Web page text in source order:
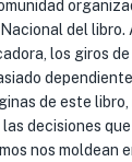
del libro.
los giros
de este libro,
decisiones
nos moldean